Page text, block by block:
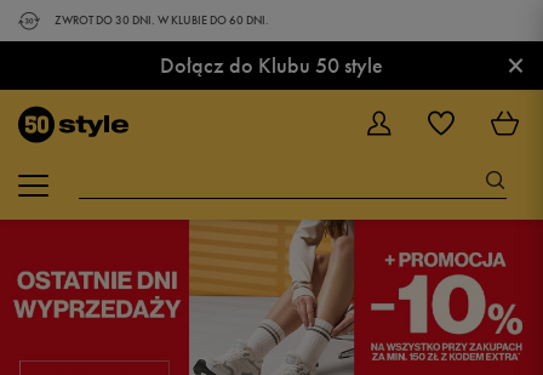
ZWROT DO 30 DNI. W KLUBIE DO 60 DNI.
Dołącz do Klubu 50 style ×